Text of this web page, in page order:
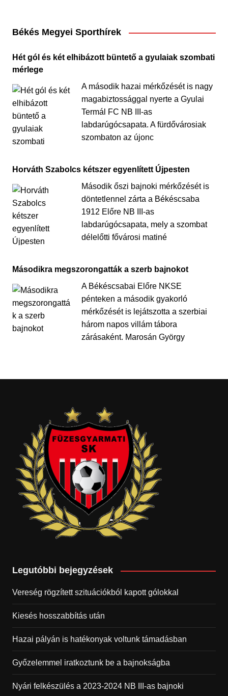
Békés Megyei Sporthírek
Hét gól és két elhibázott büntető a gyulaiak szombati
mérlege
A második hazai mérkőzését is nagy
magabiztossággal nyerte a Gyulai
Termál FC NB III-as
labdarúgócsapata. A fürdővárosiak
szombaton az újonc
Horváth Szabolcs kétszer egyenlített Újpesten
Második őszi bajnoki mérkőzését is
döntetlennel zárta a Békéscsaba
1912 Előre NB III-as
labdarúgócsapata, mely a szombat
délelőtti fővárosi matiné
Másodikra megszorongatták a szerb bajnokot
A Békéscsabai Előre NKSE
pénteken a második gyakorló
mérkőzését is lejátszotta a szerbiai
három napos villám tábora
zárásaként. Marosán György
Legutóbbi bejegyzések
Vereség rögzített szituációkból kapott gólokkal
Kiesés hosszabbítás után
Hazai pályán is hatékonyak voltunk támadásban
Győzelemmel iratkoztunk be a bajnokságba
Nyári felkészülés a 2023-2024 NB III-as bajnoki